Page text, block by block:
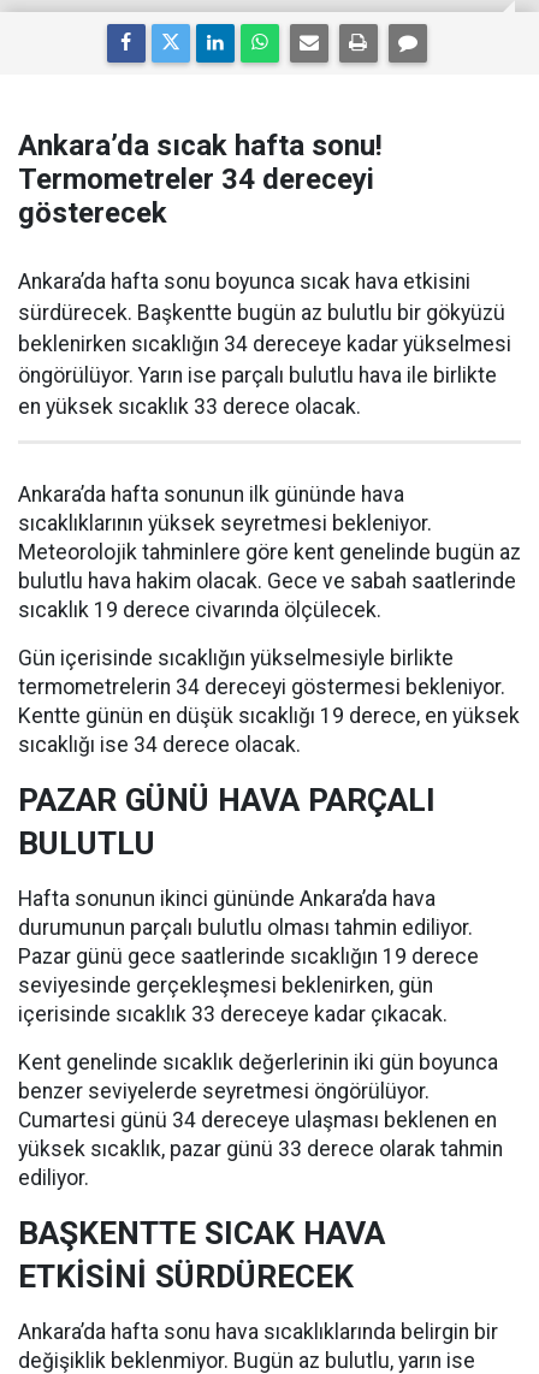
Ankara’da sıcak hafta sonu!
Termometreler 34 dereceyi
gösterecek
Ankara’da hafta sonu boyunca sıcak hava etkisini
sürdürecek. Başkentte bugün az bulutlu bir gökyüzü
beklenirken sıcaklığın 34 dereceye kadar yükselmesi
öngörülüyor. Yarın ise parçalı bulutlu hava ile birlikte
en yüksek sıcaklık 33 derece olacak.
Ankara’da hafta sonunun ilk gününde hava
sıcaklıklarının yüksek seyretmesi bekleniyor.
Meteorolojik tahminlere göre kent genelinde bugün az
bulutlu hava hakim olacak. Gece ve sabah saatlerinde
sıcaklık 19 derece civarında ölçülecek.
Gün içerisinde sıcaklığın yükselmesiyle birlikte
termometrelerin 34 dereceyi göstermesi bekleniyor.
Kentte günün en düşük sıcaklığı 19 derece, en yüksek
sıcaklığı ise 34 derece olacak.
PAZAR GÜNÜ HAVA PARÇALI
BULUTLU
Hafta sonunun ikinci gününde Ankara’da hava
durumunun parçalı bulutlu olması tahmin ediliyor.
Pazar günü gece saatlerinde sıcaklığın 19 derece
seviyesinde gerçekleşmesi beklenirken, gün
içerisinde sıcaklık 33 dereceye kadar çıkacak.
Kent genelinde sıcaklık değerlerinin iki gün boyunca
benzer seviyelerde seyretmesi öngörülüyor.
Cumartesi günü 34 dereceye ulaşması beklenen en
yüksek sıcaklık, pazar günü 33 derece olarak tahmin
ediliyor.
BAŞKENTTE SICAK HAVA
ETKİSİNİ SÜRDÜRECEK
Ankara’da hafta sonu hava sıcaklıklarında belirgin bir
değişiklik beklenmiyor. Bugün az bulutlu, yarın ise